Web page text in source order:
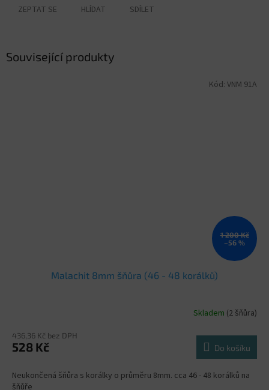
ZEPTAT SE HLÍDAT SDÍLET
Související produkty
1 200 Kč
–56 %
Malachit 8mm šňůra (46 - 48 korálků)
Skladem (2 šňůra)
436,36 Kč bez DPH
528 Kč Do košíku
Neukončená šňůra s korálky o průměru 8mm. cca 46 - 48 korálků na
šňůře
Kód: VNM 91A